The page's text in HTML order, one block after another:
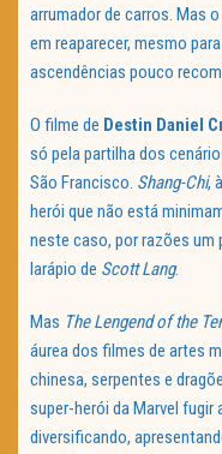
arrumador de carros. Mas
em reaparecer, mesmo
ascendências pouco
O filme de Destin Daniel
só pela partilha dos
São Francisco. Shang-Chi,
herói que não está
neste caso, por razões um
larápio de Scott Lang.
Mas The Lengend of the
áurea dos filmes de artes
chinesa, serpentes e
super-herói da Marvel fugir
diversificando,